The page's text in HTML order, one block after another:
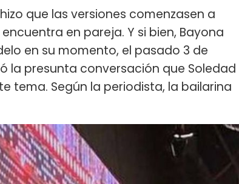
que las versiones comenzasen a
en pareja. Y si bien, Bayona
en su momento, el pasado 3 de
la presunta conversación que Soledad
tema. Según la periodista, la bailarina